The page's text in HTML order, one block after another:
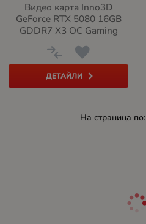
Видео карта Inno3D
GeForce RTX 5080 16GB
GDDR7 X3 OC Gaming
ДЕТАЙЛИ
На страница по: